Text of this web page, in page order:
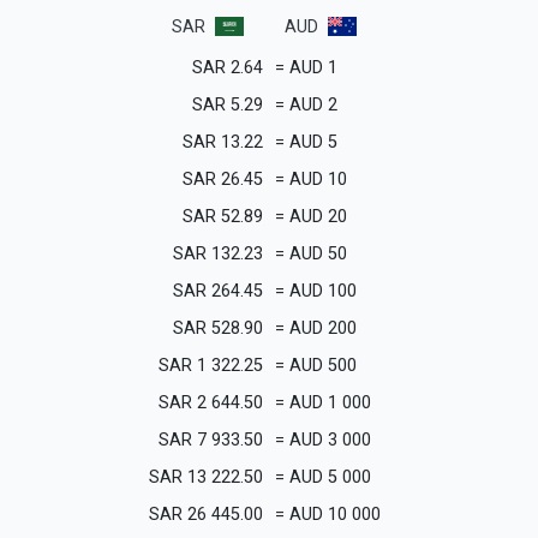
AUD
SAR
1
AUD
=
2.64
SAR
2
AUD
=
5.29
SAR
5
AUD
=
13.22
SAR
10
AUD
=
26.45
SAR
20
AUD
=
52.89
SAR
50
AUD
=
132.23
SAR
100
AUD
=
264.45
SAR
200
AUD
=
528.90
SAR
500
AUD
=
1 322.25
SAR
1 000
AUD
=
2 644.50
SAR
3 000
AUD
=
7 933.50
SAR
5 000
AUD
=
13 222.50
SAR
10 000
AUD
=
26 445.00
SAR